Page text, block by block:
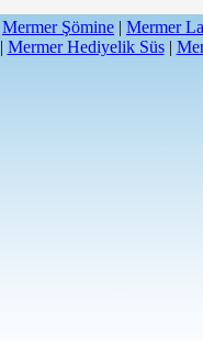
Mermer Şömine | Mermer
| Mermer Hediyelik Süs|